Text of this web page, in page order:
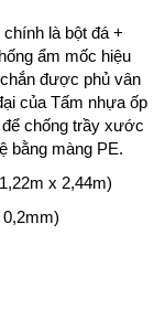
là bột đá +
ẩm mốc hiệu
được phủ vân
của Tấm nhựa ốp
chống trầy xước
bằng màng PE.
x 2,44m)